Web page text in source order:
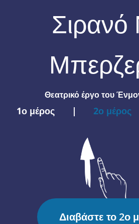
Σιρανό
Θεατρικό έργο του
1ο μέρος | 2ο μέρος
Διαβάστε το 2ο